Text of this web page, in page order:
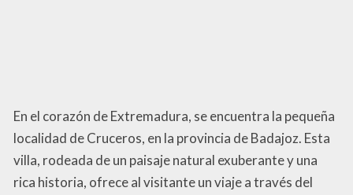
En el corazón de Extremadura, se encuentra la pequeña
localidad de Cruceros, en la provincia de Badajoz. Esta
villa, rodeada de un paisaje natural exuberante y una
rica historia, ofrece al visitante un viaje a través del